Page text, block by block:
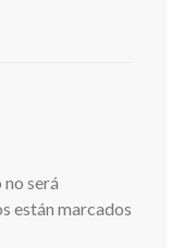
será
están marcados